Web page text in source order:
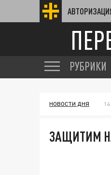
РУБРИКИ
НОВОСТИ ДНЯ
ЗАЩИТИМ